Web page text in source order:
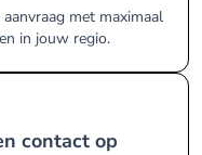
met maximaal
in jouw regio.
contact op